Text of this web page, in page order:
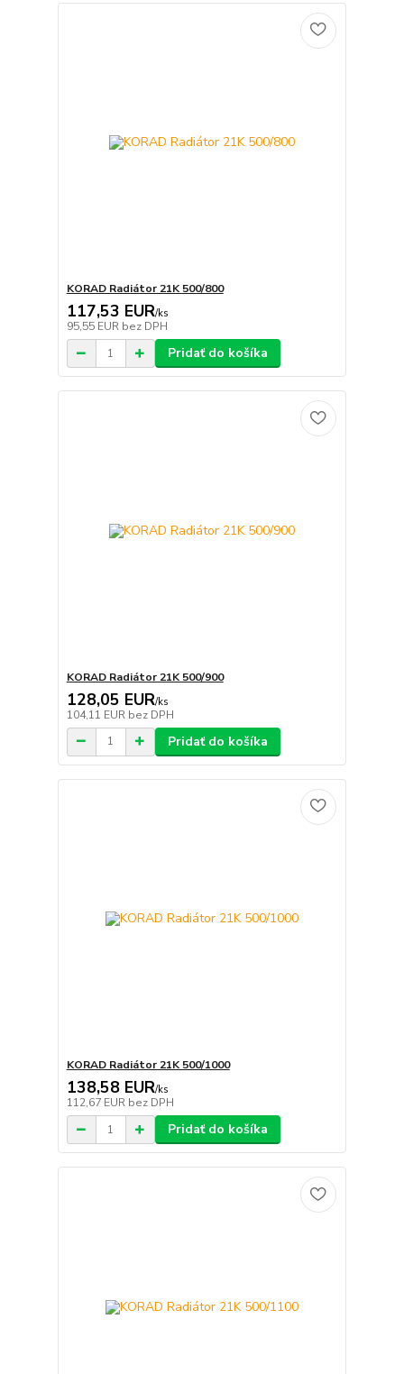
KORAD Radiátor 21K 500/800
117,53 EUR/ks
95,55 EUR bez DPH
Pridať do košíka
KORAD Radiátor 21K 500/900
128,05 EUR/ks
104,11 EUR bez DPH
Pridať do košíka
KORAD Radiátor 21K 500/1000
138,58 EUR/ks
112,67 EUR bez DPH
Pridať do košíka